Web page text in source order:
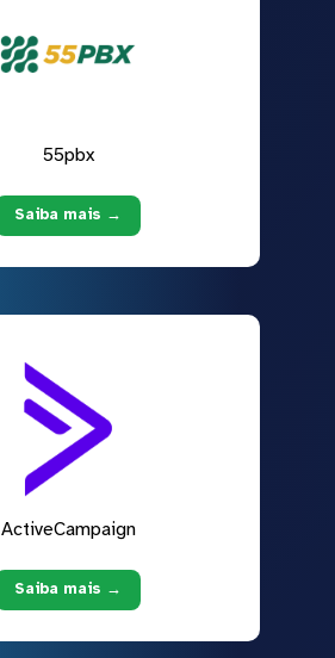
55pbx
Saiba mais →
ActiveCampaign
Saiba mais →